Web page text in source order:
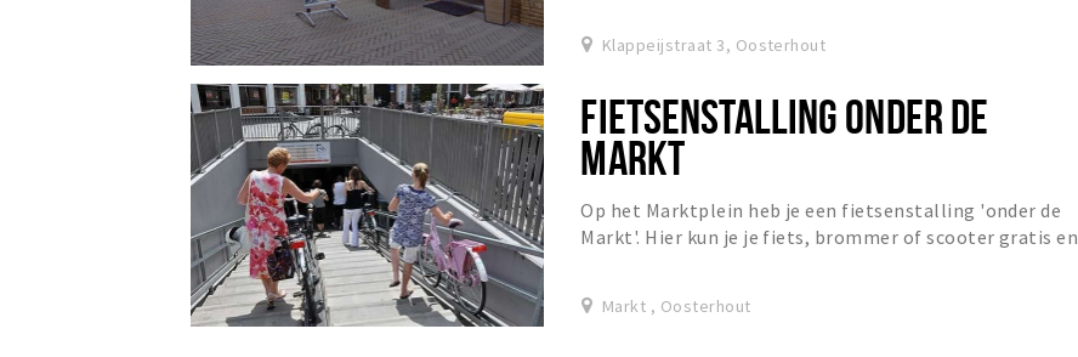
Klappeijstraat 3, Oosterhout
FIETSENSTALLING ONDER DE
MARKT
Op het Marktplein heb je een fietsenstalling 'onder de
Markt'. Hier kun je je fiets, brommer of scooter gratis en
Markt , Oosterhout